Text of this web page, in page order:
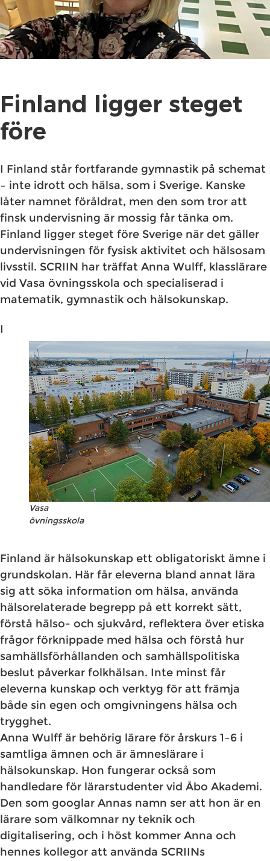
Finland ligger steget
före
I Finland står fortfarande gymnastik på schemat
– inte idrott och hälsa, som i Sverige. Kanske
låter namnet föråldrat, men den som tror att
finsk undervisning är mossig får tänka om.
Finland ligger steget före Sverige när det gäller
undervisningen för fysisk aktivitet och hälsosam
livsstil. SCRIIN har träffat Anna Wulff, klasslärare
vid Vasa övningsskola och specialiserad i
matematik, gymnastik och hälsokunskap.
Vasa
övningsskola
I
Finland är hälsokunskap ett obligatoriskt ämne i
grundskolan. Här får eleverna bland annat lära
sig att söka information om hälsa, använda
hälsorelaterade begrepp på ett korrekt sätt,
förstå hälso- och sjukvård, reflektera över etiska
frågor förknippade med hälsa och förstå hur
samhällsförhållanden och samhällspolitiska
beslut påverkar folkhälsan. Inte minst får
eleverna kunskap och verktyg för att främja
både sin egen och omgivningens hälsa och
trygghet.
Anna Wulff är behörig lärare för årskurs 1–6 i
samtliga ämnen och är ämneslärare i
hälsokunskap. Hon fungerar också som
handledare för lärarstudenter vid Åbo Akademi.
Den som googlar Annas namn ser att hon är en
lärare som välkomnar ny teknik och
digitalisering, och i höst kommer Anna och
hennes kollegor att använda SCRIINs